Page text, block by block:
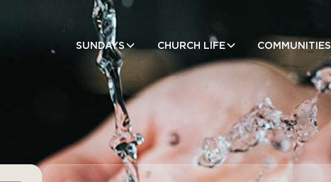
SUNDAYS CHURCH LIFE COMMUNITIES